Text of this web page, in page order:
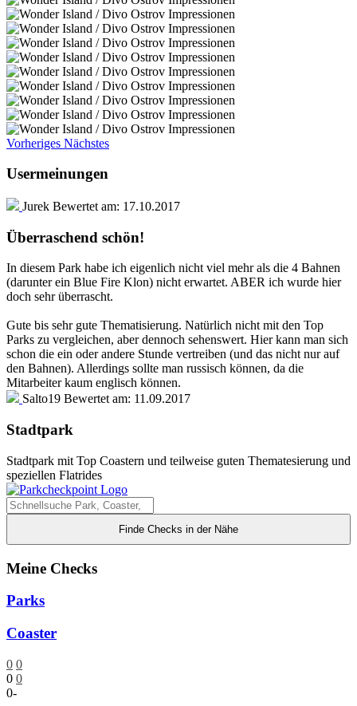
Vorheriges Nächstes
Usermeinungen
Jurek Bewertet am: 17.10.2017
Überraschend schön!
In diesem Park habe ich eigenlich nicht viel mehr als die 4 Bahnen
(darunter ein Blue Fire Klon) nicht erwartet. ABER ich wurde hier
doch sehr überrascht.
Gute bis sehr gute Thematisierung. Natürlich nicht mit den Top
Parks zu vergleichen, aber dennoch sehenswert. Hier kann man sich
schon die ein oder andere Stunde vertreiben (und das nicht nur auf
den Bahnen). Allerdings sollte man russisch können, da die
Mitarbeiter kaum englisch können.
Salto19 Bewertet am: 11.09.2017
Stadtpark
Stadtpark mit Top Coastern und teilweise guten Thematesierung und
speziellen Flatrides
Finde Checks in der Nähe
Meine Checks
Parks
Coaster
0 0
0 0
0-